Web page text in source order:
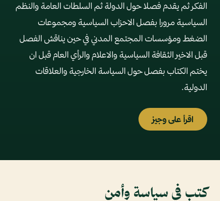
الفكر ثم يقدم فصلا حول الدولة ثم السلطات العامة والنظم
السياسية مرورا بفصل الاحزاب السياسية ومجموعات
الضغط ومؤسسات المجتمع المدني في حين يناقش الفصل
قبل الاخير الثقافة السياسية والاعلام والرأي العام قبل ان
يختم الكتاب بفصل حول السياسة الخارجية والعلاقات
الدولية.
اقرأ على وجيز
كتب في سياسة وأمن